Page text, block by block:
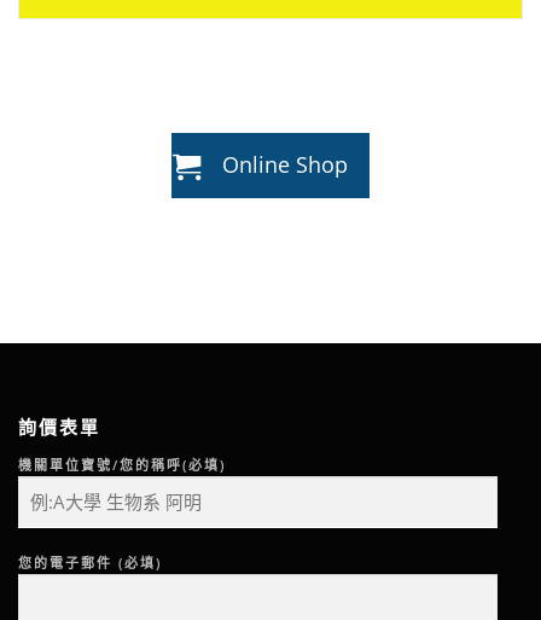
Online Shop
詢價表單
機關單位寶號/您的稱呼(必填)
您的電子郵件 (必填)